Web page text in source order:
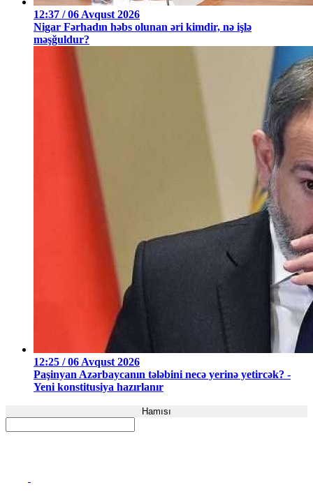
12:37 / 06 Avqust 2026
Nigar Fərhadın həbs olunan əri kimdir, nə işlə
məşğuldur?
12:25 / 06 Avqust 2026
Paşinyan Azərbaycanın tələbini necə yerinə yetircək? -
Yeni konstitusiya hazırlanır
Hamısı